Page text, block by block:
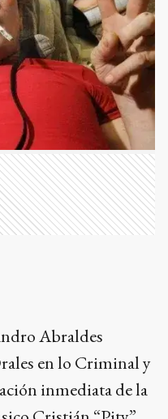
Abraldes
en lo Criminal y
inmediata de la